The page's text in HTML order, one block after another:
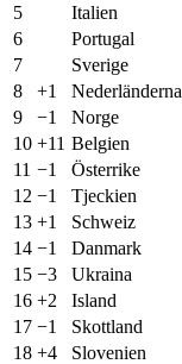
5
Italien
6
Portugal
7
Sverige
8
+1 Nederländerna
9
−1 Norge
10 +11 Belgien
11 −1 Österrike
12 −1 Tjeckien
13 +1 Schweiz
14 −1 Danmark
15 −3 Ukraina
16 +2 Island
17 −1 Skottland
18 +4 Slovenien